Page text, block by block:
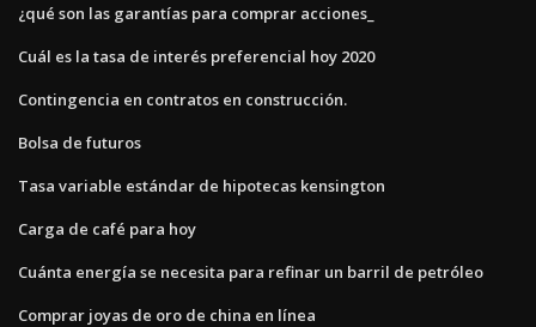
¿qué son las garantías para comprar acciones_
Cuál es la tasa de interés preferencial hoy 2020
Contingencia en contratos en construcción.
Bolsa de futuros
Tasa variable estándar de hipotecas kensington
Carga de café para hoy
Cuánta energía se necesita para refinar un barril de petróleo
Comprar joyas de oro de china en línea